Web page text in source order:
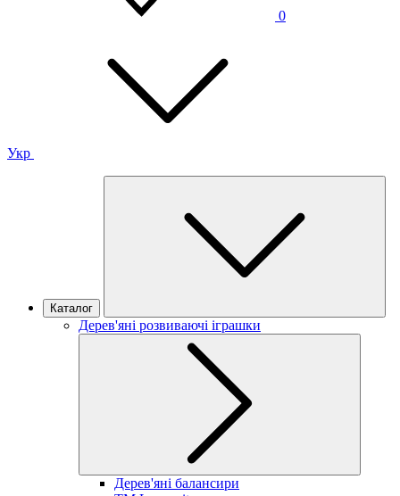
0
Укр
Каталог
Дерев'яні розвиваючі іграшки
Дерев'яні балансири